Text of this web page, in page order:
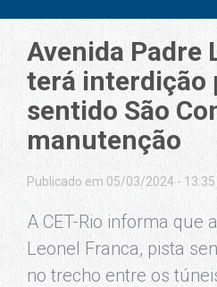
Avenida Padre
terá interdição
sentido São
manutenção
Publicado em 05/03/2024 - 13:35
A CET-Rio informa que
Leonel Franca, pista
no trecho entre os